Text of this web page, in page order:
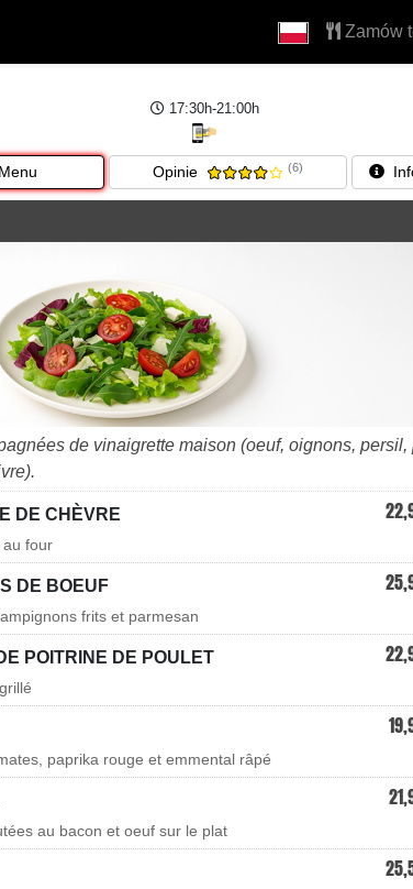
Zamów
17:30h-21:00h
Menu Opinie (6)
de vinaigrette maison (oeuf, oignons, persil,
DE CHÈVRE
four
DE BOEUF
frits et parmesan
POITRINE DE POULET
paprika rouge et emmental râpé
au bacon et oeuf sur le plat